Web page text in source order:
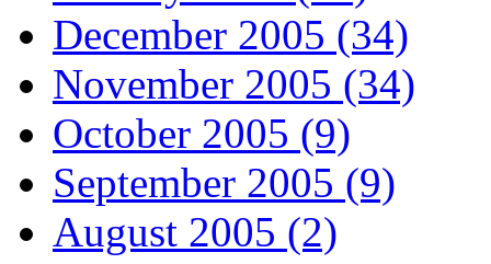
December 2005 (34)
November 2005 (34)
October 2005 (9)
September 2005 (9)
August 2005 (2)